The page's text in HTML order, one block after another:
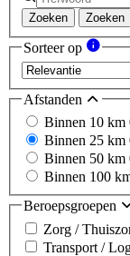
Zoeken Zoeken
Sorteer op
Afstanden
Binnen 10 km
Binnen 25 km
Binnen 50 km
Binnen 100
Beroepsgroepen
Zorg /
Transport /